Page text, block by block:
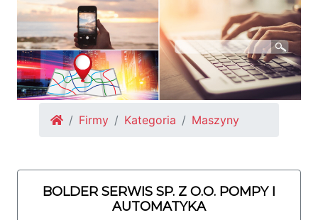
Firmy Kategoria Maszyny
BOLDER SERWIS SP. Z O.O. POMPY I
AUTOMATYKA